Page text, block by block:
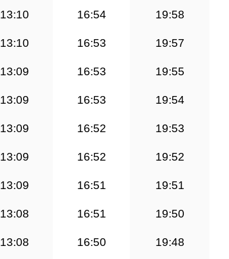
13:10 16:54 19:58
13:10 16:53 19:57
13:09 16:53 19:55
13:09 16:53 19:54
13:09 16:52 19:53
13:09 16:52 19:52
13:09 16:51 19:51
13:08 16:51 19:50
13:08 16:50 19:48